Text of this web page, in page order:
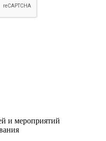
и мероприятий